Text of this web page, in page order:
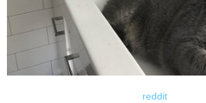
reddit